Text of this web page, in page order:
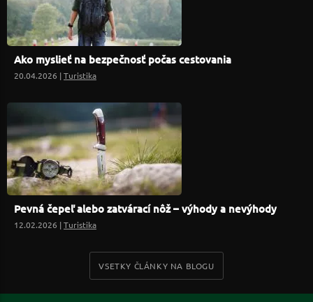
Ako myslieť na bezpečnosť počas cestovania
20.04.2026 |Turistika
Pevná čepeľ alebo zatvárací nôž – výhody a nevýhody
12.02.2026 |Turistika
VSETKY ČLÁNKY NA BLOGU